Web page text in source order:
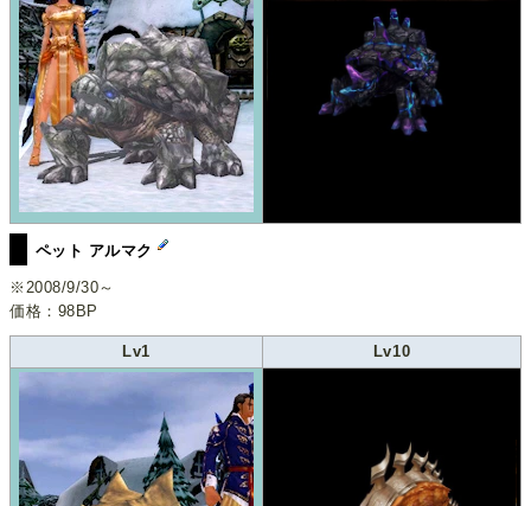
ペット アルマク
※2008/9/30～
価格：98BP
Lv1 Lv10